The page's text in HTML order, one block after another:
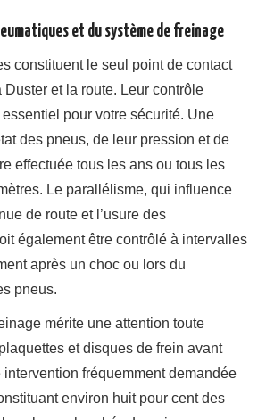
et du système de freinage
constituent le seul point de contact
Duster et la route. Leur contrôle
pour votre sécurité. Une
des pneus, de leur pression et de
effectuée tous les ans ou tous les
Le parallélisme, qui influence
de route et l’usure des
également être contrôlé à intervalles
après un choc ou lors du
pneus.
mérite une attention toute
et disques de frein avant
intervention fréquemment demandée
environ huit pour cent des